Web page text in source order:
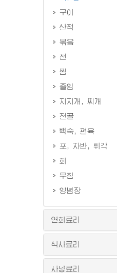
구이
산적
볶음
전
찜
졸임
지지개, 찌개
전골
백숙, 편육
포, 자반, 튀각
회
무침
양념장
연회료리
식사료리
사냥료리